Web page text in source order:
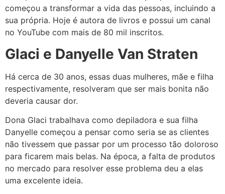
começou a transformar a vida das pessoas, incluindo a
sua própria. Hoje é autora de livros e possui um canal
no YouTube com mais de 80 mil inscritos.
Glaci e Danyelle Van Straten
Há cerca de 30 anos, essas duas mulheres, mãe e filha
respectivamente, resolveram que ser mais bonita não
deveria causar dor.
Dona Glaci trabalhava como depiladora e sua filha
Danyelle começou a pensar como seria se as clientes
não tivessem que passar por um processo tão doloroso
para ficarem mais belas. Na época, a falta de produtos
no mercado para resolver esse problema deu a elas
uma excelente ideia.